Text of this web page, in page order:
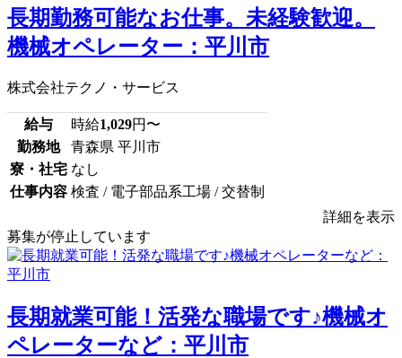
長期勤務可能なお仕事。未経験歓迎。
機械オペレーター：平川市
株式会社テクノ・サービス
給与 時給1,029円〜
勤務地
青森県 平川市
寮・社宅 なし
仕事内容 検査 / 電子部品系工場 / 交替制
詳細を表示
募集が停止しています
長期就業可能！活発な職場です♪機械オ
ペレーターなど：平川市